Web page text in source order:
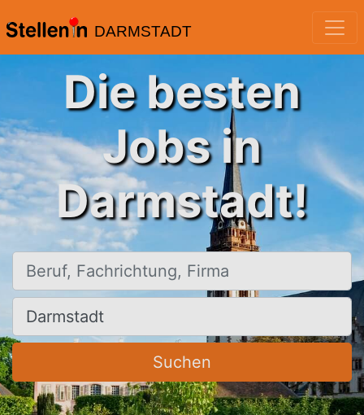
DARMSTADT
Die besten
Jobs in
Darmstadt!
Beruf, Fachrichtung, Firma
Ort, Stadt
Suchen